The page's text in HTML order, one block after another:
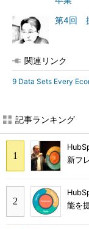
第4回
関連リンク
9 Data Sets Every
記事ランキング
新フ
能を